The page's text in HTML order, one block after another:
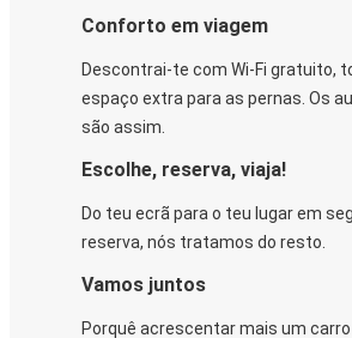
Conforto em viagem
Descontrai-te com Wi-Fi gratuito,
espaço extra para as pernas. Os
são assim.
Escolhe, reserva, viaja!
Do teu ecrã para o teu lugar em
reserva, nós tratamos do resto.
Vamos juntos
Porquê acrescentar mais um